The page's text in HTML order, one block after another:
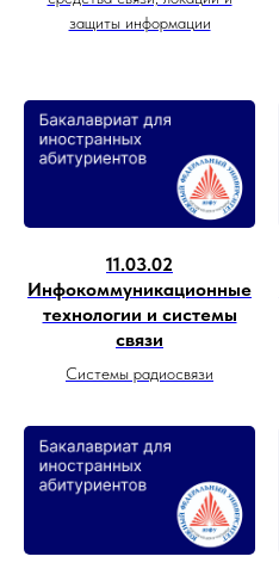
защиты информации
11.03.02
Инфокоммуникационные
технологии и системы
связи
Системы радиосвязи